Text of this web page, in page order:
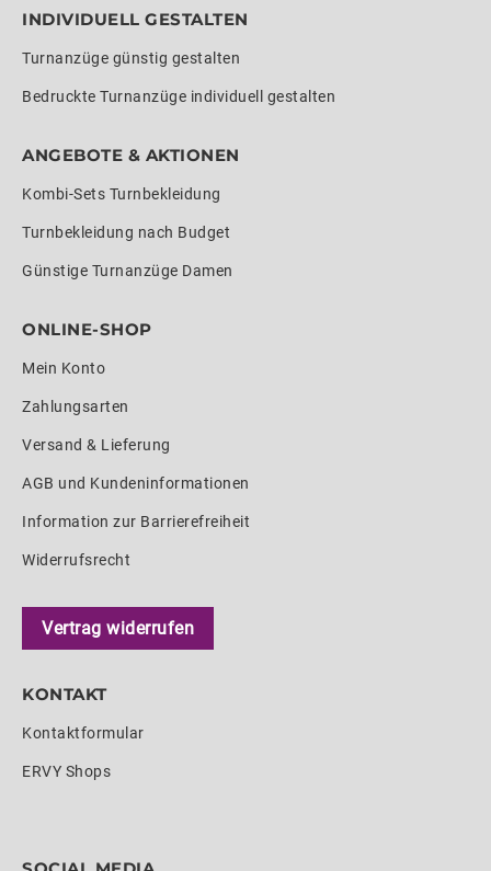
INDIVIDUELL GESTALTEN
Turnanzüge günstig gestalten
Bedruckte Turnanzüge individuell gestalten
ANGEBOTE & AKTIONEN
Kombi-Sets Turnbekleidung
Turnbekleidung nach Budget
Günstige Turnanzüge Damen
ONLINE-SHOP
Mein Konto
Zahlungsarten
Versand & Lieferung
AGB und Kundeninformationen
Information zur Barrierefreiheit
Widerrufsrecht
Vertrag widerrufen
KONTAKT
Kontaktformular
ERVY Shops